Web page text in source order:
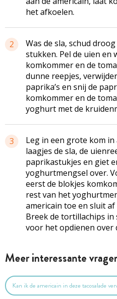
het afkoelen.
2
Was de sla, schud
stukken. Pel de uien en
komkommer en de
dunne reepjes,
paprika’s en snij de
komkommer en de
yoghurt met de
3
Leg in een grote kom
laagjes de sla, de
paprikastukjes en giet
yoghurtmengsel over.
eerst de blokjes
rest van het
americain toe en sluit
Breek de tortillachips
voor het opdienen over
Meer interessante
Kan ik de americain in deze tacosalade